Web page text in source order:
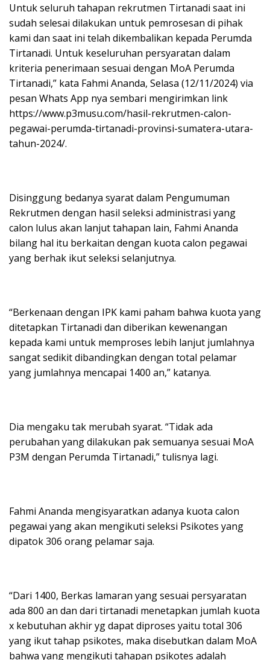
Untuk seluruh tahapan rekrutmen Tirtanadi saat ini
sudah selesai dilakukan untuk pemrosesan di pihak
kami dan saat ini telah dikembalikan kepada Perumda
Tirtanadi. Untuk keseluruhan persyaratan dalam
kriteria penerimaan sesuai dengan MoA Perumda
Tirtanadi,” kata Fahmi Ananda, Selasa (12/11/2024) via
pesan Whats App nya sembari mengirimkan link
https://www.p3musu.com/hasil-rekrutmen-calon-
pegawai-perumda-tirtanadi-provinsi-sumatera-utara-
tahun-2024/.
Disinggung bedanya syarat dalam Pengumuman
Rekrutmen dengan hasil seleksi administrasi yang
calon lulus akan lanjut tahapan lain, Fahmi Ananda
bilang hal itu berkaitan dengan kuota calon pegawai
yang berhak ikut seleksi selanjutnya.
“Berkenaan dengan IPK kami paham bahwa kuota yang
ditetapkan Tirtanadi dan diberikan kewenangan
kepada kami untuk memproses lebih lanjut jumlahnya
sangat sedikit dibandingkan dengan total pelamar
yang jumlahnya mencapai 1400 an,” katanya.
Dia mengaku tak merubah syarat. “Tidak ada
perubahan yang dilakukan pak semuanya sesuai MoA
P3M dengan Perumda Tirtanadi,” tulisnya lagi.
Fahmi Ananda mengisyaratkan adanya kuota calon
pegawai yang akan mengikuti seleksi Psikotes yang
dipatok 306 orang pelamar saja.
“Dari 1400, Berkas lamaran yang sesuai persyaratan
ada 800 an dan dari tirtanadi menetapkan jumlah kuota
x kebutuhan akhir yg dapat diproses yaitu total 306
yang ikut tahap psikotes, maka disebutkan dalam MoA
bahwa yang mengikuti tahapan psikotes adalah